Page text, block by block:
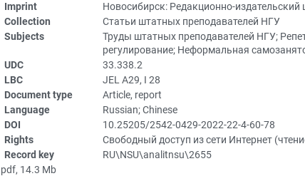
Imprint
Новосибирск: Редакционно-издательский
Collection
Статьи штатных преподавателей НГУ
Subjects
Труды штатных преподавателей НГУ;
регулирование; Неформальная
UDC
33.338.2
LBC
JEL A29, I 28
Document type
Article, report
Language
Russian; Chinese
DOI
10.25205/2542-0429-2022-22-4-60-78
Rights
Свободный доступ из сети Интернет
Record key
RU\NSU\analitnsu\2655
pdf, 14.3 Mb